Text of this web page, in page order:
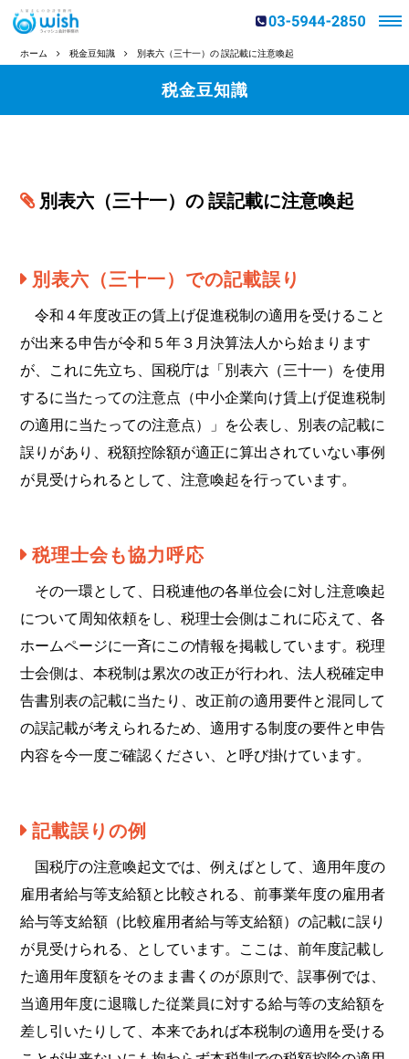
ホーム 税金豆知識 別表六（三十一）の 誤記載に注意喚起
税金豆知識
別表六（三十一）の 誤記載に注意喚起
別表六（三十一）での記載誤り
令和４年度改正の賃上げ促進税制の適用を受けること
が出来る申告が令和５年３月決算法人から始まります
が、これに先立ち、国税庁は「別表六（三十一）を使用
するに当たっての注意点（中小企業向け賃上げ促進税制
の適用に当たっての注意点）」を公表し、別表の記載に
誤りがあり、税額控除額が適正に算出されていない事例
が見受けられるとして、注意喚起を行っています。
税理士会も協力呼応
その一環として、日税連他の各単位会に対し注意喚起
について周知依頼をし、税理士会側はこれに応えて、各
ホームページに一斉にこの情報を掲載しています。税理
士会側は、本税制は累次の改正が行われ、法人税確定申
告書別表の記載に当たり、改正前の適用要件と混同して
の誤記載が考えられるため、適用する制度の要件と申告
内容を今一度ご確認ください、と呼び掛けています。
記載誤りの例
国税庁の注意喚起文では、例えばとして、適用年度の
雇用者給与等支給額と比較される、前事業年度の雇用者
給与等支給額（比較雇用者給与等支給額）の記載に誤り
が見受けられる、としています。ここは、前年度記載し
た適用年度額をそのまま書くのが原則で、誤事例では、
当適用年度に退職した従業員に対する給与等の支給額を
差し引いたりして、本来であれば本税制の適用を受ける